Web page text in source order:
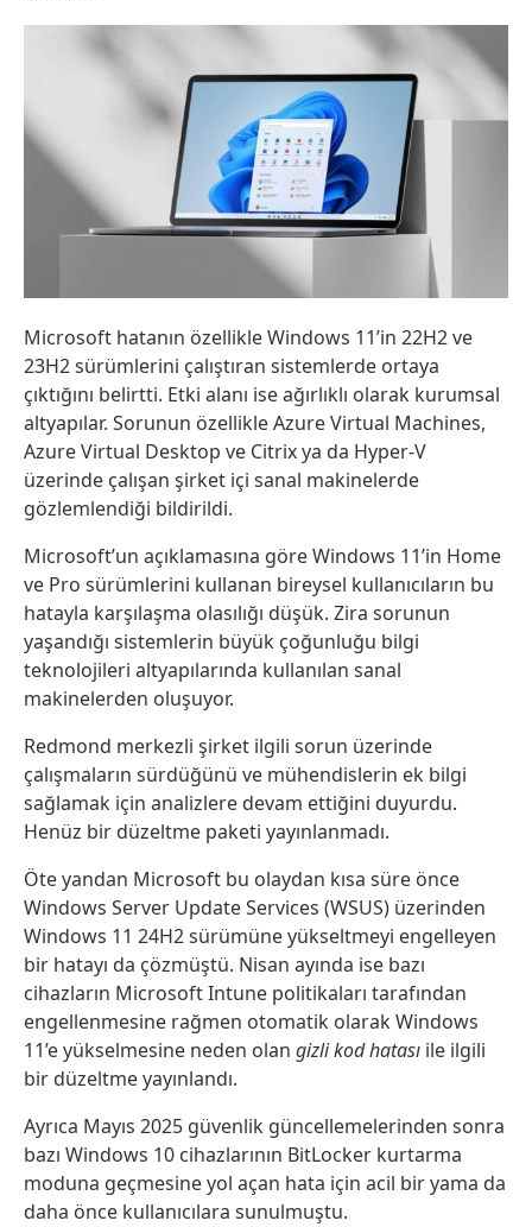
Microsoft hatanın özellikle Windows 11’in 22H2 ve
23H2 sürümlerini çalıştıran sistemlerde ortaya
çıktığını belirtti. Etki alanı ise ağırlıklı olarak kurumsal
altyapılar. Sorunun özellikle Azure Virtual Machines,
Azure Virtual Desktop ve Citrix ya da Hyper-V
üzerinde çalışan şirket içi sanal makinelerde
gözlemlendiği bildirildi.
Microsoft’un açıklamasına göre Windows 11’in Home
ve Pro sürümlerini kullanan bireysel kullanıcıların bu
hatayla karşılaşma olasılığı düşük. Zira sorunun
yaşandığı sistemlerin büyük çoğunluğu bilgi
teknolojileri altyapılarında kullanılan sanal
makinelerden oluşuyor.
Redmond merkezli şirket ilgili sorun üzerinde
çalışmaların sürdüğünü ve mühendislerin ek bilgi
sağlamak için analizlere devam ettiğini duyurdu.
Henüz bir düzeltme paketi yayınlanmadı.
Öte yandan Microsoft bu olaydan kısa süre önce
Windows Server Update Services (WSUS) üzerinden
Windows 11 24H2 sürümüne yükseltmeyi engelleyen
bir hatayı da çözmüştü. Nisan ayında ise bazı
cihazların Microsoft Intune politikaları tarafından
engellenmesine rağmen otomatik olarak Windows
11’e yükselmesine neden olan gizli kod hatası ile ilgili
bir düzeltme yayınlandı.
Ayrıca Mayıs 2025 güvenlik güncellemelerinden sonra
bazı Windows 10 cihazlarının BitLocker kurtarma
moduna geçmesine yol açan hata için acil bir yama da
daha önce kullanıcılara sunulmuştu.